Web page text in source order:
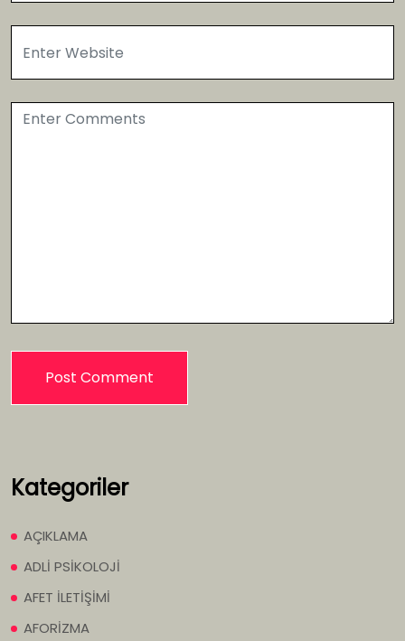
Kategoriler
AÇIKLAMA
ADLİ PSİKOLOJİ
AFET İLETİŞİMİ
AFORİZMA